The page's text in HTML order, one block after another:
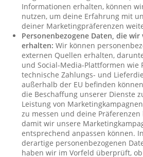
Informationen erhalten, können
nutzen, um deine Erfahrung mit
deiner Marketingpräferenzen
Personenbezogene Daten, die
erhalten: Wir können
externen Quellen erhalten,
und Social-Media-Plattformen wie
technische Zahlungs- und
außerhalb der EU befinden
die Beschaffung unserer Dienste
Leistung von
zu messen und deine
damit wir unsere
entsprechend anpassen können.
derartige personenbezogenen
haben wir im Vorfeld überprüft,